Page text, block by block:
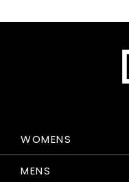
WOMENS
MENS